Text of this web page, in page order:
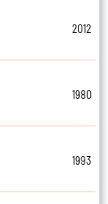
2012
1980
1993